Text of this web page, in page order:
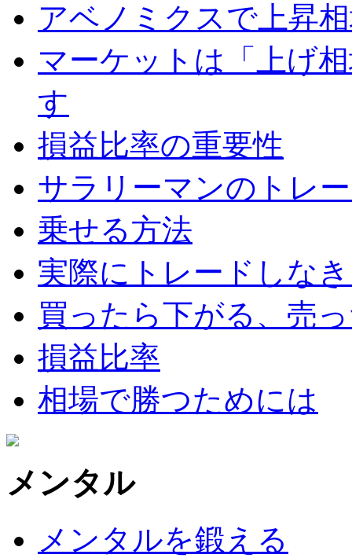
アベノミクスで上昇
マーケットは「上げ
す
損益比率の重要性
サラリーマンのトレ
乗せる方法
実際にトレードしな
買ったら下がる、売
損益比率
相場で勝つためには
メンタル
メンタルを鍛える